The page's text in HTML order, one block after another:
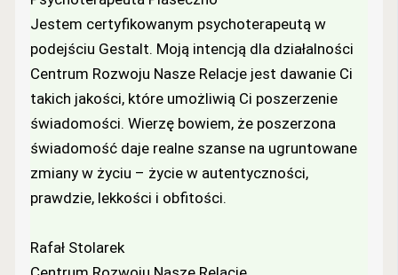
Jestem certyfikowanym psychoterapeutą w
podejściu Gestalt. Moją intencją dla działalności
Centrum Rozwoju Nasze Relacje jest dawanie Ci
takich jakości, które umożliwią Ci poszerzenie
świadomości. Wierzę bowiem, że poszerzona
świadomość daje realne szanse na ugruntowane
zmiany w życiu – życie w autentyczności,
prawdzie, lekkości i obfitości.
Rafał Stolarek